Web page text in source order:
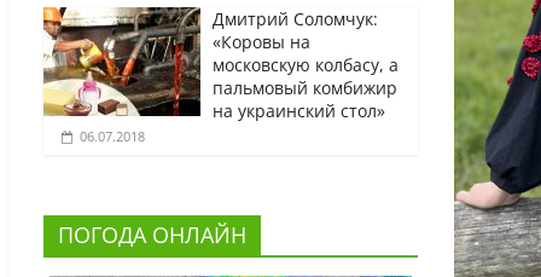
Дмитрий Соломчук:
«Коровы на
московскую колбасу, а
пальмовый комбижир
на украинский стол»
06.07.2018
ПОГОДА ОНЛАЙН